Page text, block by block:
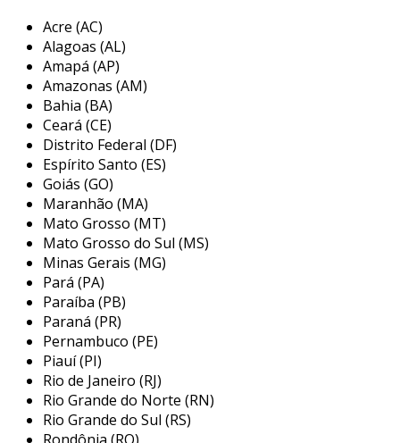
nossas carretas frigoríficas são projetadas com
tecnologia de ponta para atender rigorosos
padrões de qualidade no transporte de
produtos perecíveis.
sistema de isolamento térmico
assegura que a temperatura interna
permaneça constante, mesmo em condições
climáticas adversas, preservando a integridade
dos seus produtos.
estrutura em aço inoxidável
proporciona durabilidade e resistência à
corrosão, mas também reduz
significativamente os custos de manutenção ao
longo do tempo.
com umsistema de refrigeração eficiente
as carretas refrigeradas oferecem o equilíbrio
ideal entre capacidade de carga e eficiência
energética, otimizando cada operação de
Acre (AC)
Alagoas (AL)
Amapá (AP)
Amazonas (AM)
Bahia (BA)
Ceará (CE)
Distrito Federal (DF)
Espírito Santo (ES)
Goiás (GO)
Maranhão (MA)
Mato Grosso (MT)
Mato Grosso do Sul (MS)
Minas Gerais (MG)
Pará (PA)
Paraíba (PB)
Paraná (PR)
Pernambuco (PE)
Piauí (PI)
Rio de Janeiro (RJ)
Rio Grande do Norte (RN)
Rio Grande do Sul (RS)
Rondônia (RO)